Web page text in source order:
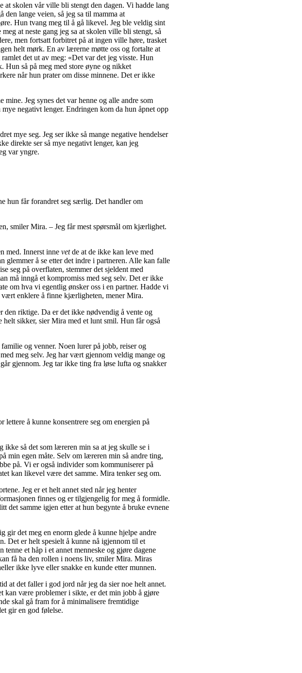
at skolen vår ville bli stengt den dagen. Vi hadde lang
den lange veien, så jeg sa til mamma at
Hun tvang meg til å gå likevel. Jeg ble veldig sint
at neste gang jeg sa at skolen ville bli stengt, så
men fortsatt forbitret på at ingen ville høre, trasket
helt mørk. En av lærerne møtte oss og fortalte at
det ut av meg: «Det var det jeg visste. Hun
Hun så på meg med store øyne og nikket
når hun prater om disse minnene. Det er ikke
Jeg synes det var henne og alle andre som
negativt lenger. Endringen kom da hun åpnet opp
mye seg. Jeg ser ikke så mange negative hendelser
direkte ser så mye negativt lenger, kan jeg
var yngre.
hun får forandret seg særlig. Det handler om
smiler Mira. – Jeg får mest spørsmål om kjærlighet.
med. Innerst inne vetde at de ikke kan leve med
glemmer å se etter det indre i partneren. Alle kan falle
seg på overflaten, stemmer det sjeldent med
må inngå et kompromiss med seg selv. Det er ikke
om hva vi egentlig ønsker oss i en partner. Hadde vi
enklere å finne kjærligheten, mener Mira.
den riktige. Da er det ikke nødvendig å vente og
sikker, sier Mira med et lunt smil. Hun får også
og venner. Noen lurer på jobb, reiser og
meg selv. Jeg har vært gjennom veldig mange og
gjennom. Jeg tar ikke ting fra løse lufta og snakker
å kunne konsentrere seg om energien på
ikke så det som læreren min sa at jeg skulle se i
min egen måte. Selv om læreren min så andre ting,
på. Vi er også individer som kommuniserer på
kan likevel være det samme. Mira tenker seg om.
Jeg er et helt annet sted når jeg henter
finnes og er tilgjengelig for meg å formidle.
det samme igjen etter at hun begynte å bruke evnene
gir det meg en enorm glede å kunne hjelpe andre
Det er helt spesielt å kunne nå igjennom til et
et håp i et annet menneske og gjøre dagene
få ha den rollen i noens liv, smiler Mira. Miras
ikke lyve eller snakke en kunde etter munnen.
at det faller i god jord når jeg da sier noe helt annet.
kan være problemer i sikte, er det min jobb å gjøre
skal gå fram for å minimalisere fremtidige
gir en god følelse.